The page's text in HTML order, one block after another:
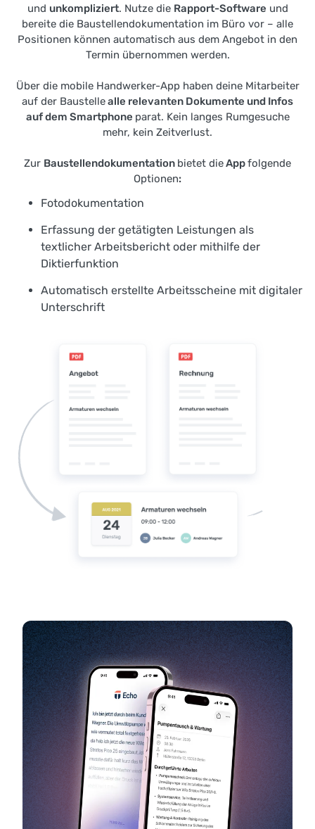
und unkompliziert. Nutze die Rapport-Software und
bereite die Baustellendokumentation im Büro vor – alle
Positionen können automatisch aus dem Angebot in den
Termin übernommen werden.
Über die mobile Handwerker-App haben deine Mitarbeiter
auf der Baustellealle relevanten Dokumente und Infos
auf dem Smartphone parat. Kein langes Rumgesuche
mehr, kein Zeitverlust.
Zur Baustellendokumentation bietet dieAppfolgende
Optionen:
Fotodokumentation
Erfassung der getätigten Leistungen als
textlicher Arbeitsbericht oder mithilfe der
Diktierfunktion
Automatisch erstellte Arbeitsscheine mit digitaler
Unterschrift